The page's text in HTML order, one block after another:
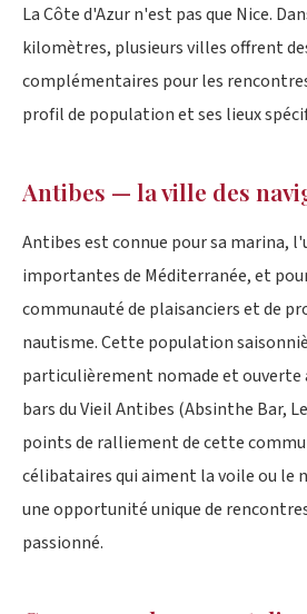
La Côte d'Azur n'est pas que Nice.
kilomètres, plusieurs villes offrent
complémentaires pour les
profil de population et ses lieux
Antibes — la ville des
Antibes est connue pour sa marina,
importantes de Méditerranée, et
communauté de plaisanciers et de
nautisme. Cette population
particulièrement nomade et ouverte
bars du Vieil Antibes (Absinthe Bar,
points de ralliement de cette
célibataires qui aiment la voile ou le
une opportunité unique de
passionné.